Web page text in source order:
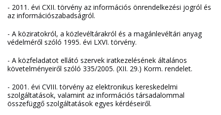
- 2011. évi CXII. törvény az információs önrendelkezési jogról és
az információszabadságról.
- A köziratokról, a közlevéltárakról és a magánlevéltári anyag
védelméről szóló 1995. évi LXVI. törvény.
- A közfeladatot ellátó szervek iratkezelésének általános
követelményeiről szóló 335/2005. (XII. 29.) Korm. rendelet.
- 2001. évi CVIII. törvény az elektronikus kereskedelmi
szolgáltatások, valamint az információs társadalommal
összefüggő szolgáltatások egyes kérdéseiről.